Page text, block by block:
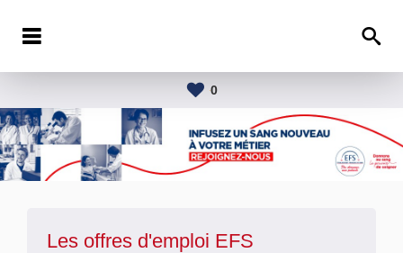
0
Les offres d'emploi EFS